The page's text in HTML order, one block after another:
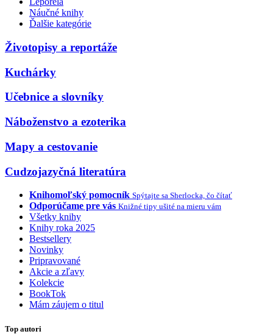
Náučné knihy
Ďalšie kategórie
Životopisy a reportáže
Kuchárky
Učebnice a slovníky
Náboženstvo a ezoterika
Mapy a cestovanie
Cudzojazyčná literatúra
Knihomoľský pomocník Spýtajte sa Sherlocka, čo čítať
Odporúčame pre vás Knižné tipy ušité na mieru vám
Všetky knihy
Knihy roka 2025
Bestsellery
Novinky
Pripravované
Akcie a zľavy
Kolekcie
BookTok
Mám záujem o titul
Top autori